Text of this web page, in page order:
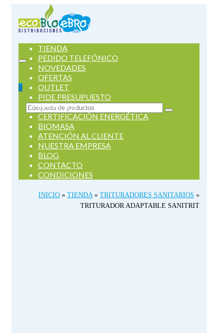
0
Buscar
por:
TIENDA
PEDIDO TELEFÓNICO
NOVEDADES
OFERTAS
OUTLET
PIDE PRESUPUESTO
SERVICIOS
CERTIFICACIÓN ENERGÉTICA
BIOMASA
ATENCIÓN AL CLIENTE
NUESTRA EMPRESA
BLOG
CONTACTO
CONDICIONES
INICIO » TIENDA » TRITURADORES SANITARIOS »
TRITURADOR ADAPTABLE SANITRIT